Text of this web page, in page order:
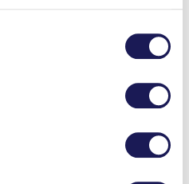
(3 taškų, plazmoje)
tyrimų vertinant
sutrikimus dar
galimybę laiku
mitybą ir prireikus